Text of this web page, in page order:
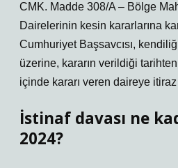
CMK. Madde 308/A – Bölge
Dairelerinin kesin kararlarına
Cumhuriyet Başsavcısı,
üzerine, kararın verildiği
içinde kararı veren daireye
İstinaf davası ne
2024?